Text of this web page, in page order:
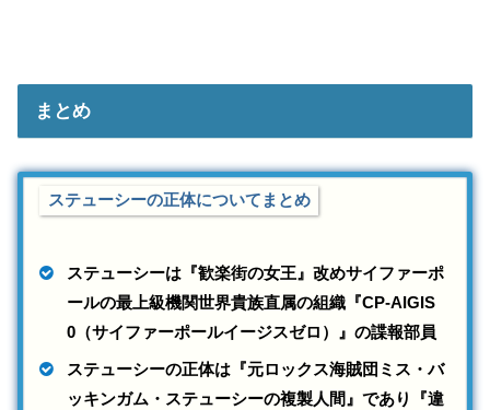
まとめ
ステューシーの正体についてまとめ
ステューシーは『歓楽街の女王』改めサイファーポ
ールの最上級機関世界貴族直属の組織『CP-AIGIS
0（サイファーポールイージスゼロ）』の諜報部員
ステューシーの正体は『元ロックス海賊団ミス・バ
ッキンガム・ステューシーの複製人間』であり『違